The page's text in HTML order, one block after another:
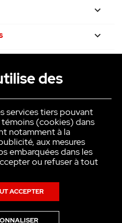
les appareillages
de profondeur.
journalier
à vos ouvrants
YOKIS. Intégrant un
de force, les
roulants YOKIS
sur tous types
fils en 230V. Créer
de centralisation au
simple fil pilote.


des
services tiers pouvant
(cookies) dans
notamment à la
aux mesures
embarquées dans les
ou refuser à tout
ACCEPTER